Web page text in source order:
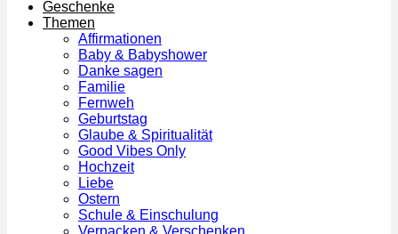
Geschenke
Themen
Affirmationen
Baby & Babyshower
Danke sagen
Familie
Fernweh
Geburtstag
Glaube & Spiritualität
Good Vibes Only
Hochzeit
Liebe
Ostern
Schule & Einschulung
Verpacken & Verschenken